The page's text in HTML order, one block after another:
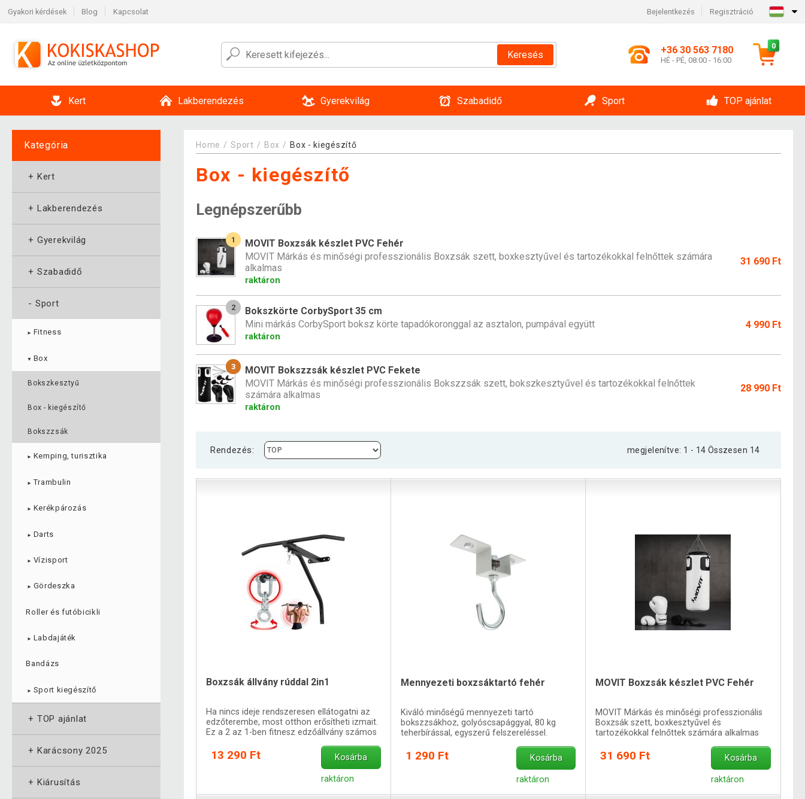
Gyakori kérdések Blog Kapcsolat Bejelentkezés Regisztráció
Keresés +36 30 563 7180
HÉ - PÉ, 08:00 - 16:00
0
Kert Lakberendezés Gyerekvilág Szabadidő Sport TOP ajánlat
Kategória
+ Kert
+ Lakberendezés
+ Gyerekvilág
+ Szabadidő
- Sport
► Fitness
▼ Box
Bokszkesztyű
Box - kiegészítő
Bokszzsák
► Kemping, turisztika
► Trambulin
► Kerékpározás
► Darts
► Vízisport
► Gördeszka
Roller és futóbicikli
► Labdajáték
Bandázs
► Sport kiegészítő
+ TOP ajánlat
+ Karácsony 2025
+ Kiárusítás
Home Sport Box Box - kiegészítő
Box - kiegészítő
Legnépszerűbb
1
MOVIT Boxzsák készlet PVC Fehér
MOVIT Márkás és minőségi professzionális Boxzsák szett, boxkesztyűvel és tartozékokkal felnőttek számára
alkalmas
raktáron
31 690 Ft
2
Bokszkörte CorbySport 35 cm
Mini márkás CorbySport boksz körte tapadókoronggal az asztalon, pumpával együtt
raktáron
4 990 Ft
3
MOVIT Bokszzsák készlet PVC Fekete
MOVIT Márkás és minőségi professzionális Bokszzsák szett, bokszkesztyűvel és tartozékokkal felnőttek
számára alkalmas
raktáron
28 990 Ft
Rendezés: megjelenítve: 1 - 14 Összesen 14
Boxzsák állvány rúddal 2in1
Ha nincs ideje rendszeresen ellátogatni az
edzőterembe, most otthon erősítheti izmait.
Ez a 2 az 1-ben fitnesz edzőállvány számos
13 290 Ft Kosárba
raktáron
Mennyezeti boxzsáktartó fehér
Kiváló minőségű mennyezeti tartó
bokszzsákhoz, golyóscsapággyal, 80 kg
teherbírással, egyszerű felszereléssel.
1 290 Ft Kosárba
raktáron
MOVIT Boxzsák készlet PVC Fehér
MOVIT Márkás és minőségi professzionális
Boxzsák szett, boxkesztyűvel és
tartozékokkal felnőttek számára alkalmas
31 690 Ft Kosárba
raktáron